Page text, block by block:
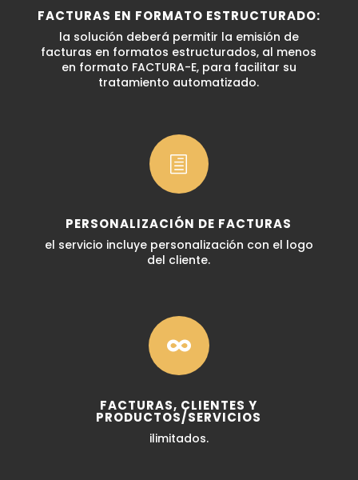
FACTURAS EN FORMATO ESTRUCTURADO:
la solución deberá permitir la emisión de
facturas en formatos estructurados, al menos
en formato FACTURA-E, para facilitar su
tratamiento automatizado.
h
PERSONALIZACIÓN DE FACTURAS
el servicio incluye personalización con el logo
del cliente.

FACTURAS, CLIENTES Y
PRODUCTOS/SERVICIOS
ilimitados.​